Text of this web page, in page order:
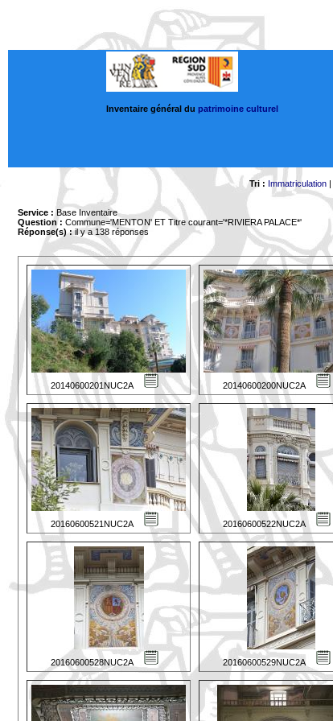
Inventaire général du patrimoine culturel
Tri : Immatriculation|
Service : Base Inventaire
Question : Commune='MENTON' ET Titre courant='*RIVIERA PALACE*'
Réponse(s) :il y a 138 réponses
20140600201NUC2A 20140600200NUC2A
20160600521NUC2A 20160600522NUC2A
20160600528NUC2A 20160600529NUC2A